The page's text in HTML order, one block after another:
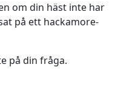
om din häst inte har
på ett hackamore-
på din fråga.